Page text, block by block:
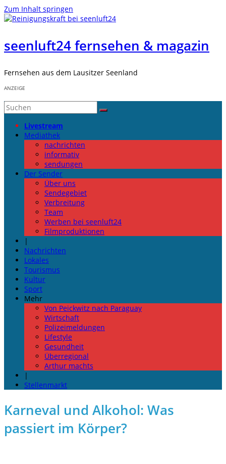
Zum Inhalt springen
seenluft24 fernsehen & magazin
Fernsehen aus dem Lausitzer Seenland
ANZEIGE
Livestream
Mediathek
nachrichten
informativ
sendungen
Der Sender
Über uns
Sendegebiet
Verbreitung
Team
Werben bei seenluft24
Filmproduktionen
|
Nachrichten
Lokales
Tourismus
Kultur
Sport
Mehr
Von Peickwitz nach Paraguay
Wirtschaft
Polizeimeldungen
Lifestyle
Gesundheit
Überregional
Arthur machts
|
Stellenmarkt
Karneval und Alkohol: Was
passiert im Körper?